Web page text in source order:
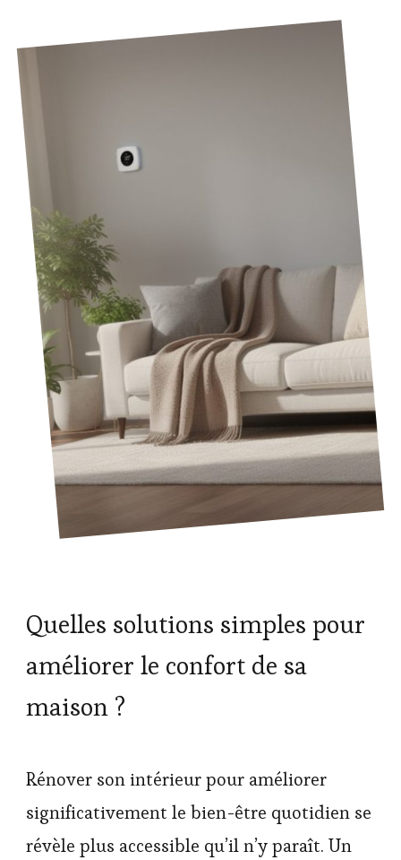
Quelles solutions simples pour
améliorer le confort de sa
maison ?
Rénover son intérieur pour améliorer
significativement le bien-être quotidien se
révèle plus accessible qu’il n’y paraît. Un